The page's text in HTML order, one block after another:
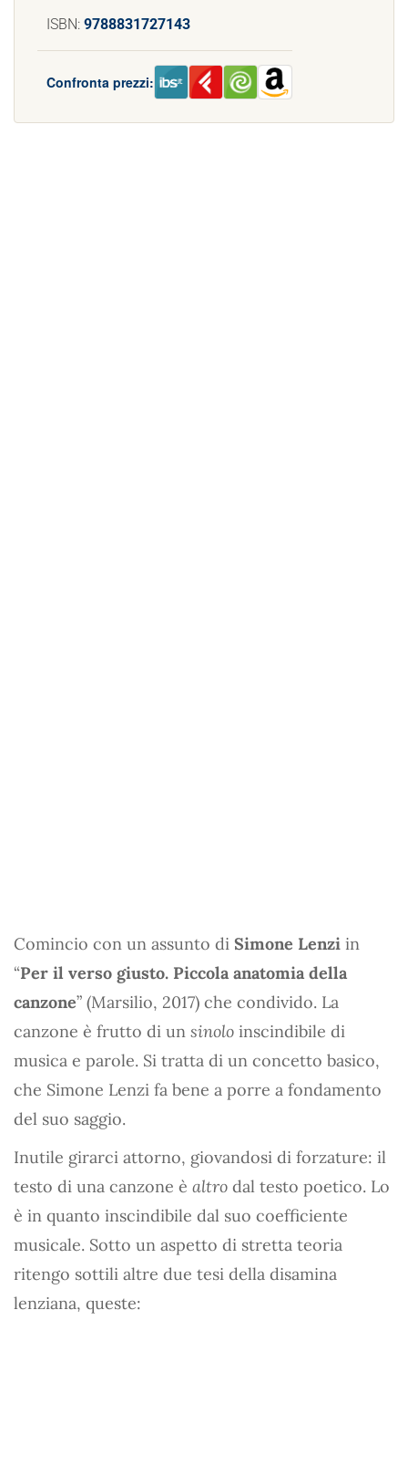
ISBN: 9788831727143
Confronta prezzi:
Comincio con un assunto di Simone Lenzi in
“Per il verso giusto. Piccola anatomia della
canzone” (Marsilio, 2017) che condivido. La
canzone è frutto di un sinolo inscindibile di
musica e parole. Si tratta di un concetto basico,
che Simone Lenzi fa bene a porre a fondamento
del suo saggio.
Inutile girarci attorno, giovandosi di forzature: il
testo di una canzone è altro dal testo poetico. Lo
è in quanto inscindibile dal suo coefficiente
musicale. Sotto un aspetto di stretta teoria
ritengo sottili altre due tesi della disamina
lenziana, queste: